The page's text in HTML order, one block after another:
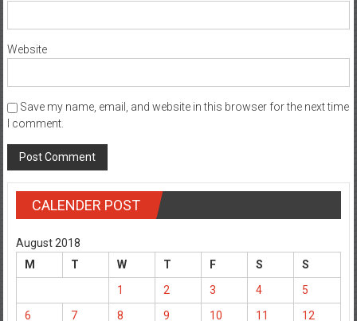
Website
Save my name, email, and website in this browser for the next time
I comment.
CALENDER POST
August 2018
M
T W T F S
S
1
2 3 4
5
6
7 8 9 10 11 12